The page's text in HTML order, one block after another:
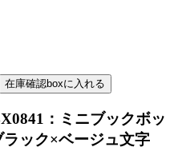
：ミニブックボッ
ック×ベージュ文字